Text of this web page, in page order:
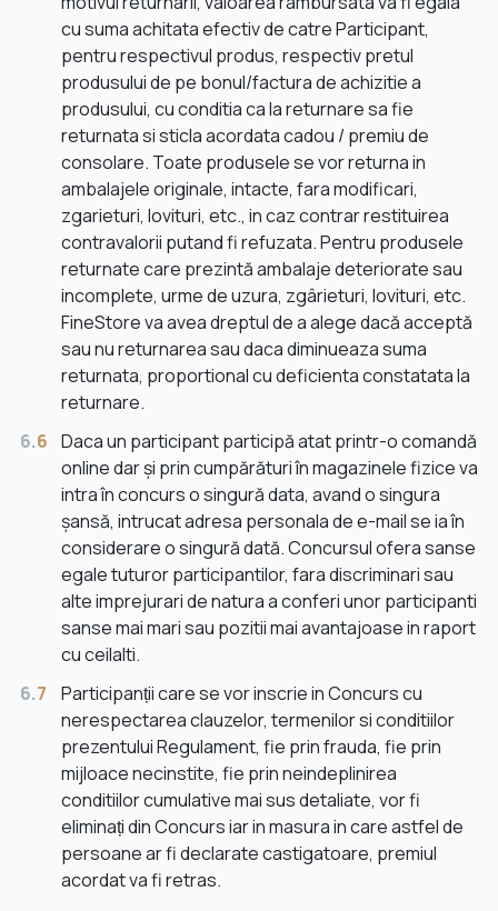
cu suma achitata efectiv de catre Participant,
pentru respectivul produs, respectiv pretul
produsului de pe bonul/factura de achizitie a
produsului, cu conditia ca la returnare sa fie
returnata si sticla acordata cadou / premiu de
consolare. Toate produsele se vor returna in
ambalajele originale, intacte, fara modificari,
zgarieturi, lovituri, etc., in caz contrar restituirea
contravalorii putand fi refuzata. Pentru produsele
returnate care prezintă ambalaje deteriorate sau
incomplete, urme de uzura, zgârieturi, lovituri, etc.
FineStore va avea dreptul de a alege dacă acceptă
sau nu returnarea sau daca diminueaza suma
returnata, proportional cu deficienta constatata la
returnare.
6.6 Daca un participant participă atat printr-o comandă
online dar și prin cumpărături în magazinele fizice va
intra în concurs o singură data, avand o singura
șansă, intrucat adresa personala de e-mail se ia în
considerare o singură dată. Concursul ofera sanse
egale tuturor participantilor, fara discriminari sau
alte imprejurari de natura a conferi unor participanti
sanse mai mari sau pozitii mai avantajoase in raport
cu ceilalti.
6.7
Participanții care se vor inscrie in Concurs cu
nerespectarea clauzelor, termenilor si conditiilor
prezentului Regulament, fie prin frauda, fie prin
mijloace necinstite, fie prin neindeplinirea
conditiilor cumulative mai sus detaliate, vor fi
eliminați din Concurs iar in masura in care astfel de
persoane ar fi declarate castigatoare, premiul
acordat va fi retras.